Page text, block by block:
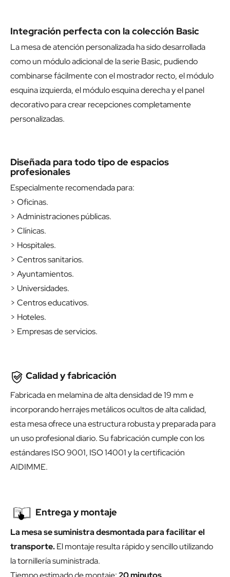
Integración perfecta con la colección Basic
La mesa de atención personalizada ha sido desarrollada
como un módulo adicional de la serie Basic, pudiendo
combinarse fácilmente con elmostrador recto, elmódulo
esquina izquierda, elmódulo esquina derechay elpanel
decorativopara crear recepciones completamente
personalizadas.
Diseñada para todo tipo de espacios
profesionales
Especialmente recomendada para:
> Oficinas.
> Administraciones públicas.
> Clínicas.
> Hospitales.
> Centros sanitarios.
> Ayuntamientos.
> Universidades.
> Centros educativos.
> Hoteles.
> Empresas de servicios.
Calidad y fabricación
Fabricada en melamina de alta densidad de 19 mm e
incorporando herrajes metálicos ocultos de alta calidad,
esta mesa ofrece una estructura robusta y preparada para
un uso profesional diario. Su fabricación cumple con los
estándares ISO 9001, ISO 14001 y la certificación
AIDIMME.
Entrega y montaje
La mesa se suministra desmontada para facilitar el
transporte.El montaje resulta rápido y sencillo utilizando
la tornillería suministrada.